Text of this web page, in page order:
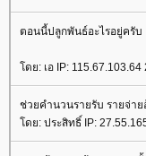
ตอนนี้ปลูกพันธ์อะไรอยู่ครับ
ดย: เอ IP:
ช่วยคำนวนรายรับ รายจ่า
ดย: ประสิทธิ์ IP: